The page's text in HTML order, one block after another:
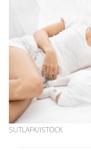
SUTLAFK/ISTOCK